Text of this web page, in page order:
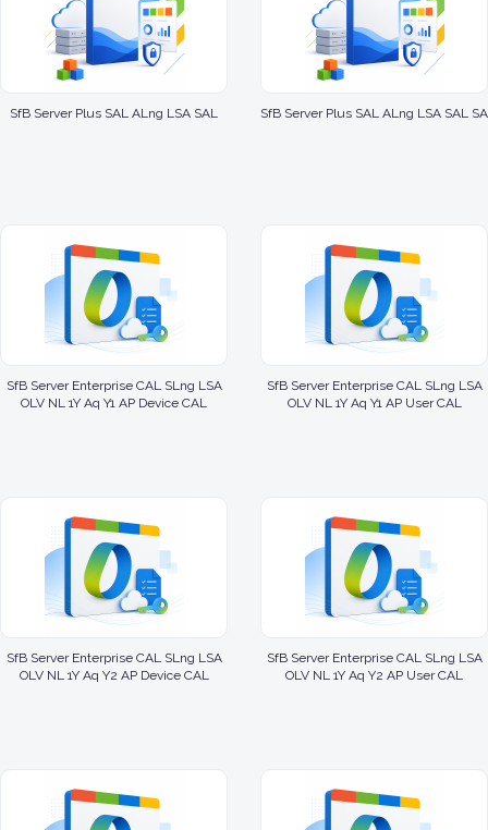
SfB Server Plus SAL ALng LSA SAL SfB Server Plus SAL ALng LSA SAL SA
SfB Server Enterprise CAL SLng LSA
OLV NL 1Y Aq Y1 AP Device CAL
SfB Server Enterprise CAL SLng LSA
OLV NL 1Y Aq Y1 AP User CAL
SfB Server Enterprise CAL SLng LSA
OLV NL 1Y Aq Y2 AP Device CAL
SfB Server Enterprise CAL SLng LSA
OLV NL 1Y Aq Y2 AP User CAL